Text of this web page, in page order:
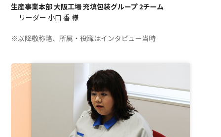
生産事業本部 大阪工場 充填包装グループ 2チーム
リーダー 小口 香 様
※以降敬称略、所属・役職はインタビュー当時